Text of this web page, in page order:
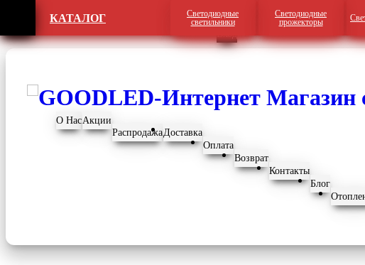
КАТАЛОГ
Светодиодные
светильники
Светодиодные
прожекторы
Регистрация
О НасАкции
РаспродажаДоставка
Оплата
Возврат
Контакты
Блог